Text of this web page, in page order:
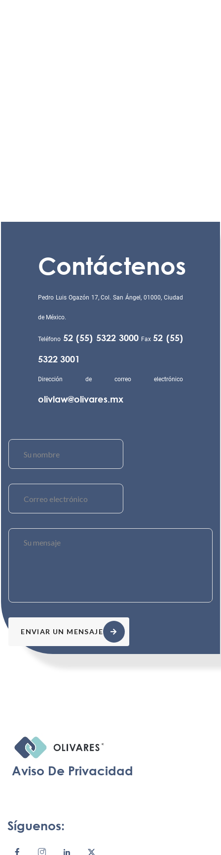
Contáctenos
Pedro Luis Ogazón 17, Col. San Ángel, 01000, Ciudad
de México.
Teléfono 52 (55) 5322 3000 Fax52 (55)
5322 3001
Dirección de correo electrónico
olivlaw@olivares.mx
ENVIAR UN MENSAJE
Aviso De Privacidad
Síguenos: